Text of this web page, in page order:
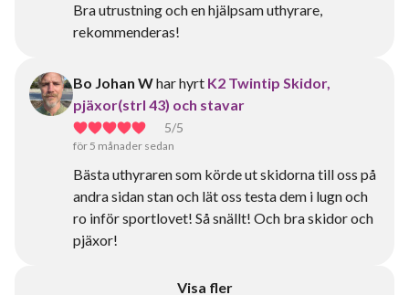
Bra utrustning och en hjälpsam uthyrare,
rekommenderas!
Bo Johan Whar hyrt K2 Twintip Skidor,
pjäxor(strl 43) och stavar
5/5
för 5 månader sedan
Bästa uthyraren som körde ut skidorna till oss på
andra sidan stan och lät oss testa dem i lugn och
ro inför sportlovet! Så snällt! Och bra skidor och
pjäxor!
Visa fler